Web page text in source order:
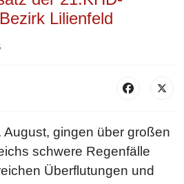
Lilienfeld
August, gingen über großen
schwere Regenfälle
Überflutungen und